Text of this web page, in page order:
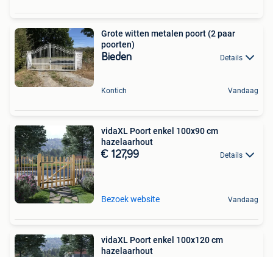
Grote witten metalen poort (2 paar
poorten)
Bieden Details
Kontich Vandaag
vidaXL Poort enkel 100x90 cm
hazelaarhout
€ 127,99 Details
Bezoek website Vandaag
vidaXL Poort enkel 100x120 cm
hazelaarhout